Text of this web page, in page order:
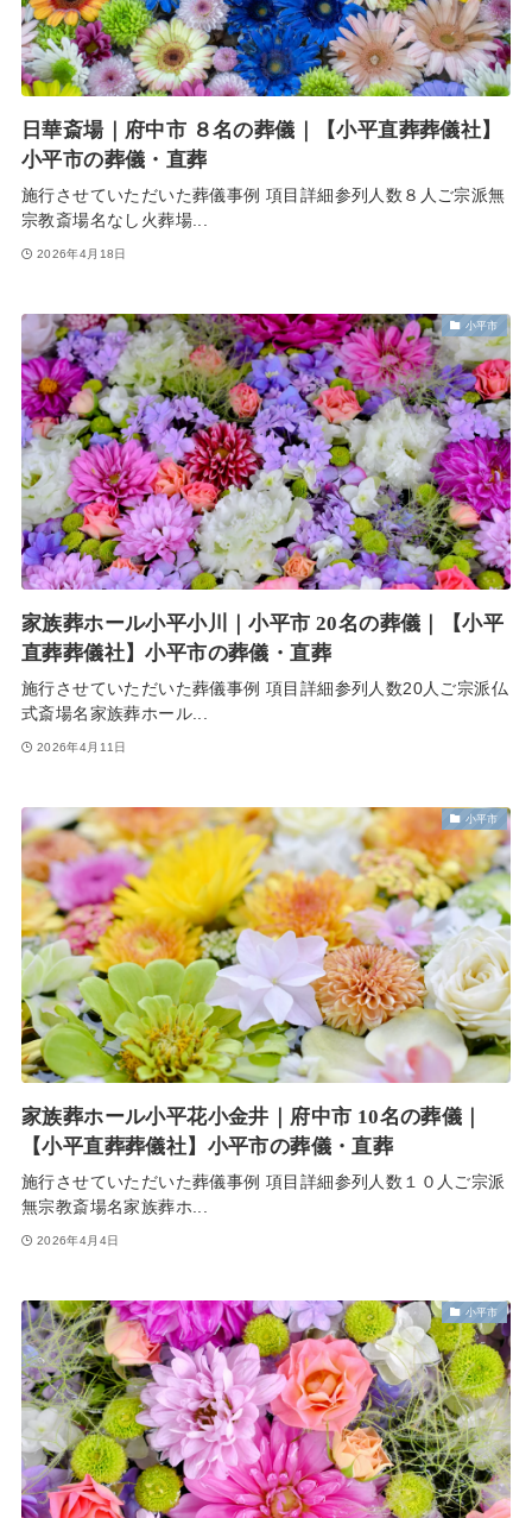
日華斎場｜府中市 ８名の葬儀｜【小平直葬葬儀社】
小平市の葬儀・直葬
施行させていただいた葬儀事例 項目詳細参列人数８人ご宗派無
宗教斎場名なし火葬場...
2026年4月18日
小平市
家族葬ホール小平小川｜小平市 20名の葬儀｜【小平
直葬葬儀社】小平市の葬儀・直葬
施行させていただいた葬儀事例 項目詳細参列人数20人ご宗派仏
式斎場名家族葬ホール...
2026年4月11日
小平市
家族葬ホール小平花小金井｜府中市 10名の葬儀｜
【小平直葬葬儀社】小平市の葬儀・直葬
施行させていただいた葬儀事例 項目詳細参列人数１０人ご宗派
無宗教斎場名家族葬ホ...
2026年4月4日
小平市